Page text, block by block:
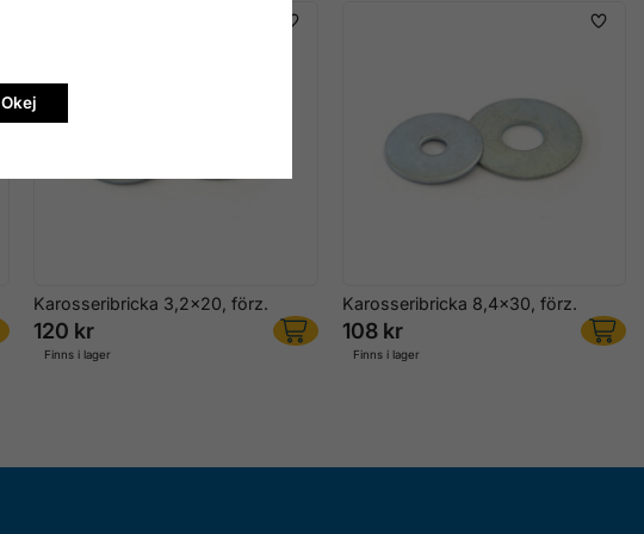
Karosseribricka 3,2x20, förz.
120 kr
Finns i lager
Karosseribricka 8,4x30, förz.
108 kr
Finns i lager
Okej